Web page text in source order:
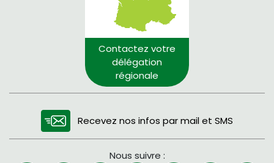
Contactez votre
délégation
régionale
Recevez nos infos par mail et SMS
Nous suivre :